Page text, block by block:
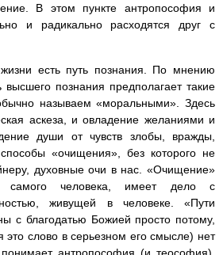
В этом пункте антропософия и
и радикально расходятся друг с
есть путь познания. По мнению
познания предполагает такие
называем «моральными». Здесь
аскеза, и овладение желаниями и
души от чувств злобы, вражды,
«очищения», без которого не
духовные очи в нас. «Очищение»
самого человека, имеет дело с
живущей в человеке. «Пути
с благодатью Божией просто потому,
это слово в серьезном его смысле) нет